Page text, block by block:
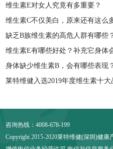
维生素E对女人究竟有多重要？
维生素C不仅美白，原来还有这么
缺乏B族维生素的高危人群有哪些
维生素E有哪些好处？补充它身体
身体缺少维生素B，会有哪些表现
莱特维健入选2019年度维生素十大
咨询热线：4008-678-199
Copyright 2015-2020莱特维健(深圳)健康